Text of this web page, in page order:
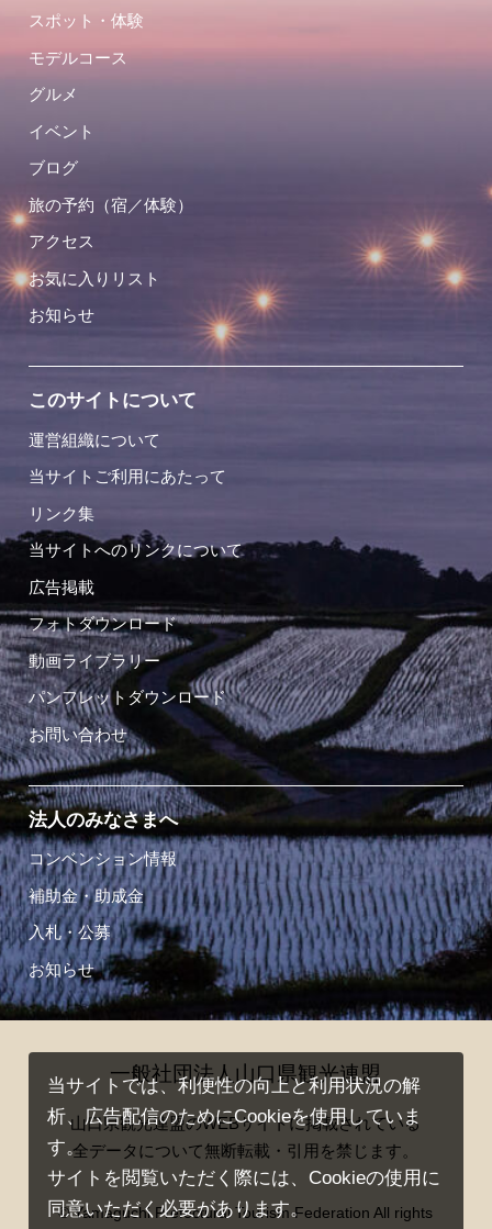
スポット・体験
モデルコース
グルメ
イベント
ブログ
旅の予約（宿／体験）
アクセス
お気に入りリスト
お知らせ
このサイトについて
運営組織について
当サイトご利用にあたって
リンク集
当サイトへのリンクについて
広告掲載
フォトダウンロード
動画ライブラリー
パンフレットダウンロード
お問い合わせ
法人のみなさまへ
コンベンション情報
補助金・助成金
入札・公募
お知らせ
一般社団法人山口県観光連盟
山口県観光連盟のWEBサイトに掲載されている
全データについて無断転載・引用を禁じます。
© Yamaguchi Prefectural Tourism Federation All rights
当サイトでは、利便性の向上と利用状況の解
析、広告配信のためにCookieを使用していま
す。
サイトを閲覧いただく際には、Cookieの使用に
同意いただく必要があります。